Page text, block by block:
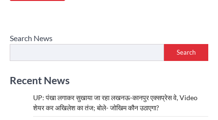
Search News
Search
Recent News
UP: पंखा लगाकर सुखाया जा रहा लखनऊ-कानपुर एक्सप्रेस वे, Video
शेयर कर अखिलेश का तंज; बोले- जोखिम कौन उठाएगा?